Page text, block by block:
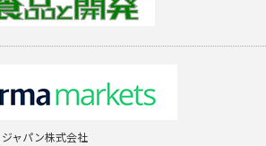
ャパン株式会社